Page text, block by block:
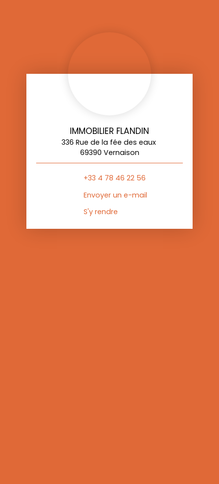
IMMOBILIER FLANDIN
336 Rue de la fée des eaux
69390 Vernaison
+33 4 78 46 22 56
Envoyer un e-mail
S'y rendre